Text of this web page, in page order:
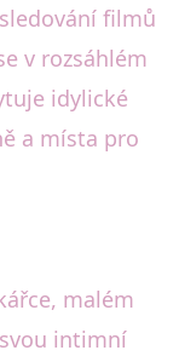
filmů
v rozsáhlém
idylické
a místa pro
malém
intimní